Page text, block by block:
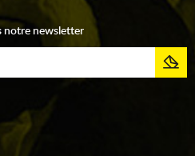
notre newsletter